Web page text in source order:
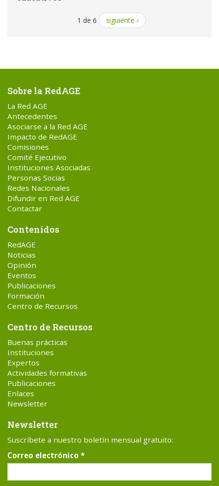
1 de 6 siguiente ›
Sobre la RedAGE
La Red AGE
Antecedentes
Asociarse a la Red AGE
Impacto de RedAGE
Comisiones
Comité Ejecutivo
Instituciones Asociadas
Personas Socias
Redes Nacionales
Difundir en Red AGE
Contactar
Contenidos
RedAGE
Noticias
Opinión
Eventos
Publicaciones
Formación
Centro de Recursos
Centro de Recursos
Buenas prácticas
Instituciones
Expertos
Actividades formativas
Publicaciones
Enlaces
Newsletter
Newsletter
Suscríbete a nuestro boletín mensual gratuito:
Correo electrónico *